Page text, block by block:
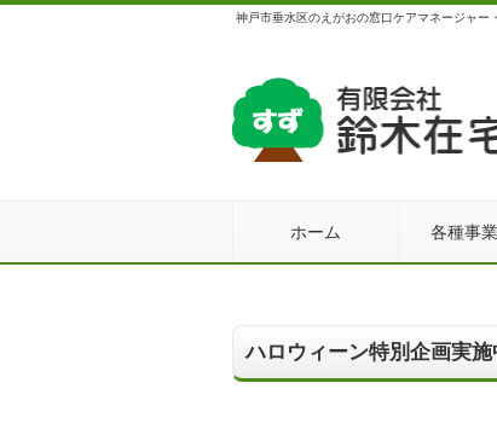
神戸市垂水区のえがおの窓口ケアマネージャー
ホーム 各種事
ハロウィーン特別企画実